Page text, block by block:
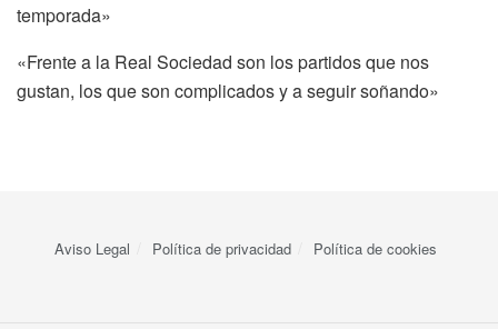
temporada»
«Frente a la Real Sociedad son los partidos que nos
gustan, los que son complicados y a seguir soñando»
Aviso Legal Política de privacidad Política de cookies